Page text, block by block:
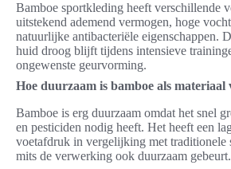
Bamboe sportkleding heeft verschillende
uitstekend ademend vermogen, hoge
natuurlijke antibacteriële eigenschappen.
huid droog blijft tijdens intensieve
ongewenste geurvorming.
Hoe duurzaam is bamboe als
Bamboe is erg duurzaam omdat het snel
en pesticiden nodig heeft. Het heeft een
voetafdruk in vergelijking met traditionele
mits de verwerking ook duurzaam gebeurt.